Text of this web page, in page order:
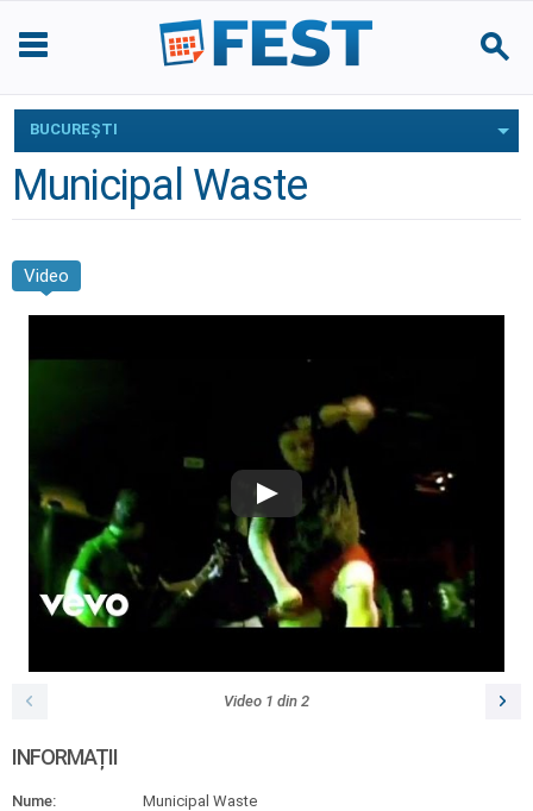
BUCUREŞTI
Municipal Waste
Video
Video 1 din 2
INFORMAȚII
Nume:
Municipal Waste